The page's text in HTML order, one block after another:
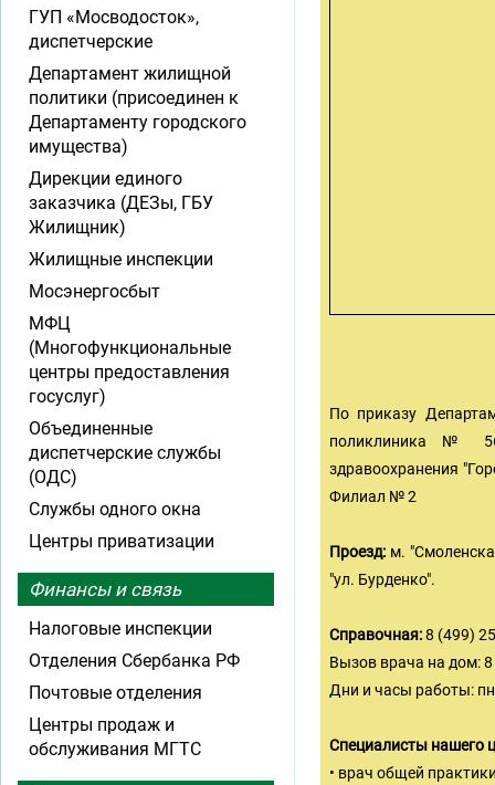
По приказу
поликлиника № 56
здравоохранения
Филиал № 2
Проезд: м.
"ул. Бурденко".
Справочная:8 (499)
Вызов врача на дом:
Дни и часы работы:
Специалисты нашего
• врач общей
ГУП «Мосводосток»,
диспетчерские
Департамент жилищной
политики (присоединен к
Департаменту городского
имущества)
Дирекции единого
заказчика (ДЕЗы, ГБУ
Жилищник)
Жилищные инспекции
Мосэнергосбыт
МФЦ
(Многофункциональные
центры предоставления
госуслуг)
Объединенные
диспетчерские службы
(ОДС)
Службы одного окна
Центры приватизации
Финансы и связь
Налоговые инспекции
Отделения Сбербанка РФ
Почтовые отделения
Центры продаж и
обслуживания МГТС